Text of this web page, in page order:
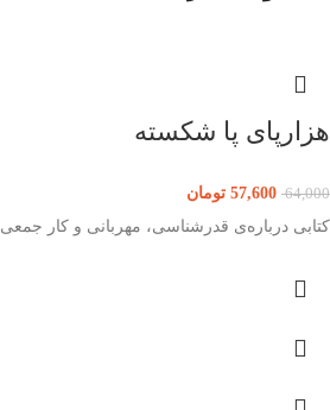
هزارپای پا شکسته
64,000
57,600 تومان
کتابی درباره‌ی قدرشناسی، مهربانی و کار جمعی.